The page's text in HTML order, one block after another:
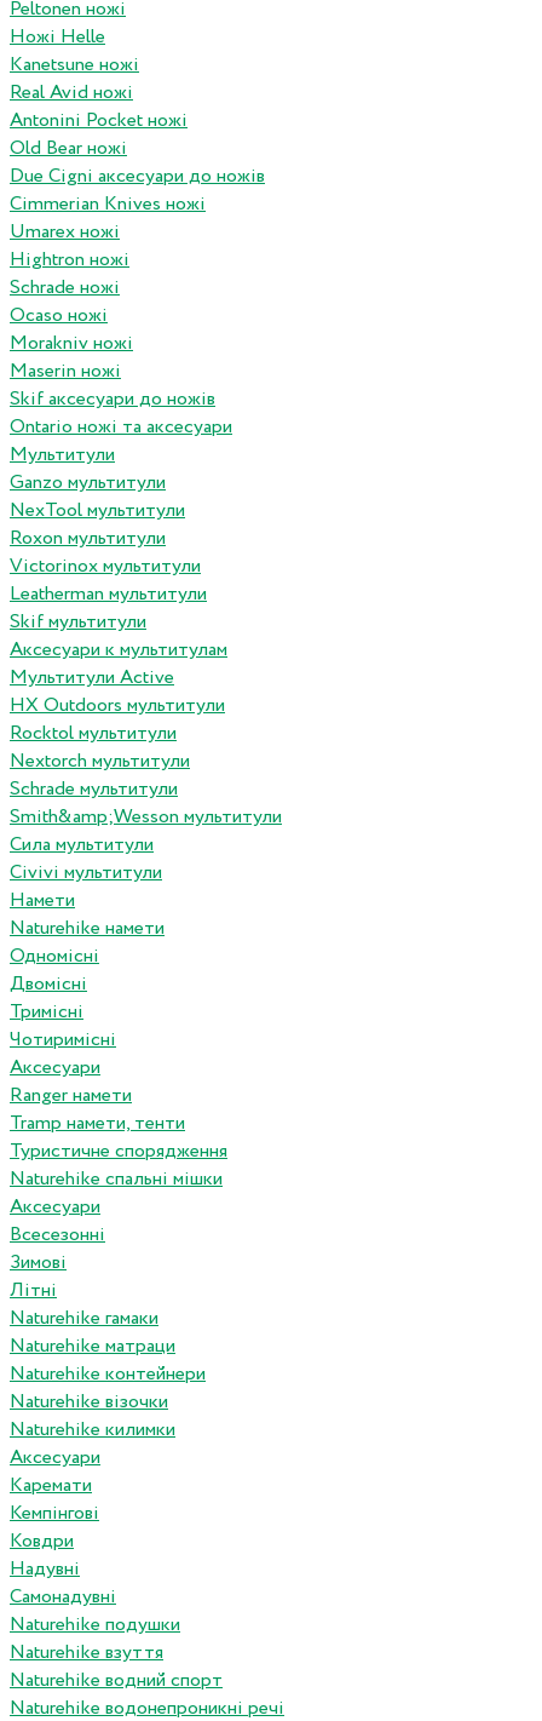
Peltonen ножі
Ножі Helle
Kanetsune ножі
Real Avid ножі
Antonini Pocket ножі
Old Bear ножі
Due Cigni аксесуари до ножів
Cimmerian Knives ножі
Umarex ножі
Hightron ножі
Schrade ножі
Ocaso ножі
Morakniv ножі
Maserin ножі
Skif аксесуари до ножів
Ontario ножі та аксесуари
Мультитули
Ganzo мультитули
NexTool мультитули
Roxon мультитули
Victorinox мультитули
Leatherman мультитули
Skif мультитули
Аксесуари к мультитулам
Мультитули Active
HX Outdoors мультитули
Rocktol мультитули
Nextorch мультитули
Schrade мультитули
Smith&amp;Wesson мультитули
Сила мультитули
Civivi мультитули
Намети
Naturehike намети
Одномісні
Двомісні
Тримісні
Чотиримісні
Аксесуари
Ranger намети
Tramp намети, тенти
Туристичне спорядження
Naturehike спальні мішки
Аксесуари
Всесезонні
Зимові
Літні
Naturehike гамаки
Naturehike матраци
Naturehike контейнери
Naturehike візочки
Naturehike килимки
Аксесуари
Каремати
Кемпінгові
Ковдри
Надувні
Самонадувні
Naturehike подушки
Naturehike взуття
Naturehike водний спорт
Naturehike водонепроникні речі